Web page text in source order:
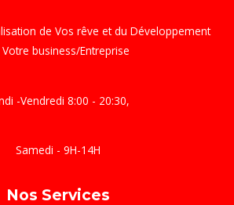
de Vos rêve et du Développement
business/Entreprise
-Vendredi 8:00 - 20:30,
Samedi - 9H-14H
Nos Services